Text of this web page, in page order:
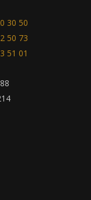
30 50
50 73
51 01